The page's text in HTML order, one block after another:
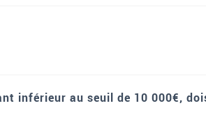
inférieur au seuil de 10 000€,